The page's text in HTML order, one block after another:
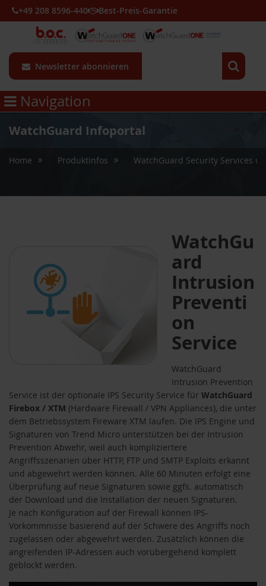
Newsletter abonnieren
+49 208 8596-440 Best-Preis-Garantie
Navigation
WatchGuard Infoportal
Home Produktinfos WatchGuard Security Services
WatchGu
ard
Intrusion
Preventi
on
Service
WatchGuard
Intrusion Prevention
Service ist der optionale IPS Security Service für WatchGuard
Firebox / XTM (Hardware Firewall / VPN Appliances), die unter
dem Betriebssystem Fireware XTM laufen. Die IPS Engine und
Signaturen von Trend Micro unterstützen bei der Intrusion
Prevention Abwehr, weil auch kompliziertere
Angriffsszenarien über HTTP, FTP und SMTP Exploits erkannt
und abgewehrt werden können. Alle 60 Minuten erfolgt eine
Überprüfung auf neue Signaturen sowie ggfs. automatisch
der Download und die Installation der neuen Signaturen.
Je nach Konfiguration auf der Firewall können IPS-
Vorkommnisse basierend auf der Schwere des Angriffs noch
zugelassen oder abgewehrt werden. Zusätzlich können die
angreifenden IP-Adressen auch vorübergehend komplett
geblockt werden.